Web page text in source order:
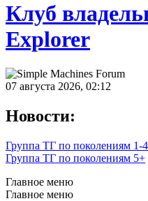
Клуб
Explorer
07 августа 2026, 02:12
Новости:
Группа ТГ по поколениям 1-4
Группа ТГ по поколениям 5+
Главное меню
Главное меню